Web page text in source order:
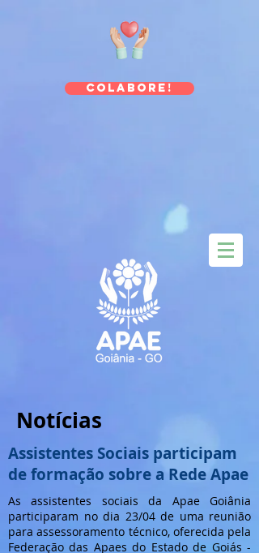
Colabore!
Notícias
Assistentes Sociais participam
de formação sobre a Rede Apae
As assistentes sociais da Apae Goiânia
participaram no dia 23/04 de uma reunião
para assessoramento técnico, oferecida pela
Federação das Apaes do Estado de Goiás -